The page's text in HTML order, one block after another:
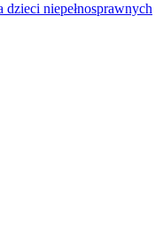
niepełnosprawnych